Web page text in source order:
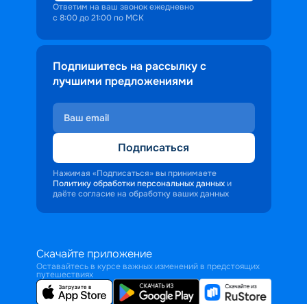
Ответим на ваш звонок ежедневно
с 8:00 до 21:00 по МСК
Подпишитесь на рассылку с
лучшими предложениями
Подписаться
Нажимая «Подписаться» вы принимаете
Политику обработки персональных данных и
даёте согласие на обработку ваших данных
Скачайте приложение
Оставайтесь в курсе важных изменений в предстоящих
путешествиях